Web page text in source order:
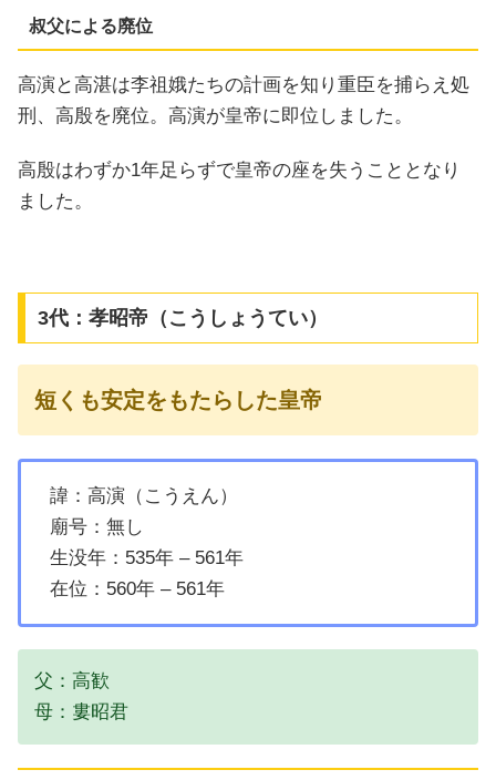
叔父による廃位
高演と高湛は李祖娥たちの計画を知り重臣を捕らえ処
刑、高殷を廃位。高演が皇帝に即位しました。
高殷はわずか1年足らずで皇帝の座を失うこととなり
ました。
3代：孝昭帝（こうしょうてい）
短くも安定をもたらした皇帝
諱：高演（こうえん）
廟号：無し
生没年：535年 – 561年
在位：560年 – 561年
父：高歓
母：婁昭君